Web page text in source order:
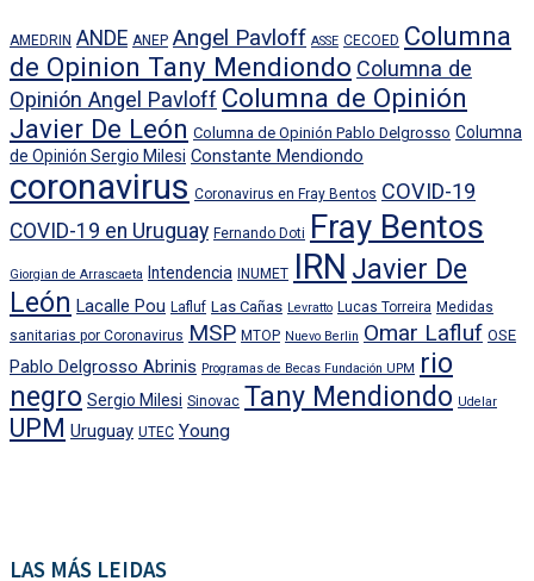
AMEDRIN ANDE ANEP Angel Pavloff ASSE CECOED Columna
de Opinion Tany Mendiondo Columna de
Opinión Angel Pavloff Columna de Opinión
Javier De León Columna de Opinión Pablo Delgrosso Columna
de Opinión Sergio Milesi Constante Mendiondo
coronavirus Coronavirus en Fray Bentos COVID-19
COVID-19 en Uruguay Fernando Doti Fray Bentos
Giorgian de Arrascaeta Intendencia INUMET IRN Javier De
León Lacalle Pou Lafluf Las Cañas Levratto Lucas Torreira Medidas
sanitarias por Coronavirus MSP MTOP Nuevo Berlin Omar Lafluf OSE
Pablo Delgrosso Abrinis Programas de Becas Fundación UPM rio
negro Sergio Milesi Sinovac Tany Mendiondo Udelar
UPM Uruguay UTEC Young
LAS MÁS LEIDAS